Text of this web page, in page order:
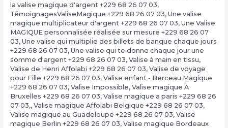
la valise magique d'argent +229 68 26 07 03,
TémoignagesValiseMagique +229 68 26 07 03, Une valise
magique multiplicateur d'argent +229 68 26 07 03, Une Valise
MAGIQUE personnalisée réalisée sur mesure +229 68 26 07
03, Une valise qui multiplie des billets de banque chaque jours
+229 68 26 07 03, Une valise qui te donne chaque jour une
somme d'argent +229 68 26 07 03, Valise à main en tissu,
Valise de Henri Affolabi +229 68 26 07 03, Valise de voyage
pour Fille +229 68 26 07 03, Valise enfant - Berceau Magique
+229 68 26 07 03, Valise Impossible, Valise magique À
Bruxelles +229 68 26 07 03, Valise magique a paris +229 68 26
07 03,, Valise magique Affolabi Belgique +229 68 26 07 03,
Valise magique au Guadeloupe +229 68 26 07 03, Valise
magique Berlin +229 68 26 07 03, Valise magique Bordeaux